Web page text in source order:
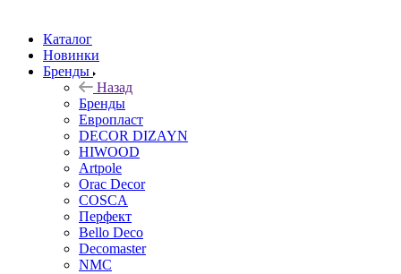
Каталог
Новинки
Бренды
Назад
Бренды
Европласт
DECOR DIZAYN
HIWOOD
Artpole
Orac Decor
COSCA
Перфект
Bello Deco
Decomaster
NMС